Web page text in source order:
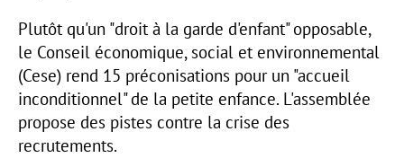
Plutôt qu'un "droit à la garde d'enfant" opposable,
le Conseil économique, social et environnemental
(Cese) rend 15 préconisations pour un "accueil
inconditionnel" de la petite enfance. L'assemblée
propose des pistes contre la crise des
recrutements.